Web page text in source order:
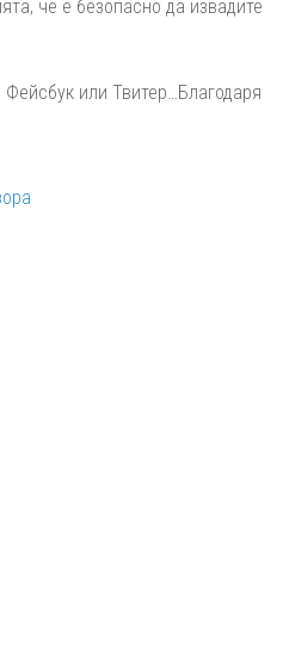
че е безопасно да извадите
или Твитер…Благодаря